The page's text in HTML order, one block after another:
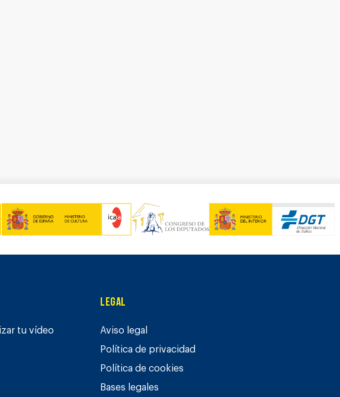
tu vídeo
Legal
Aviso legal
Política de privacidad
Política de cookies
Bases legales